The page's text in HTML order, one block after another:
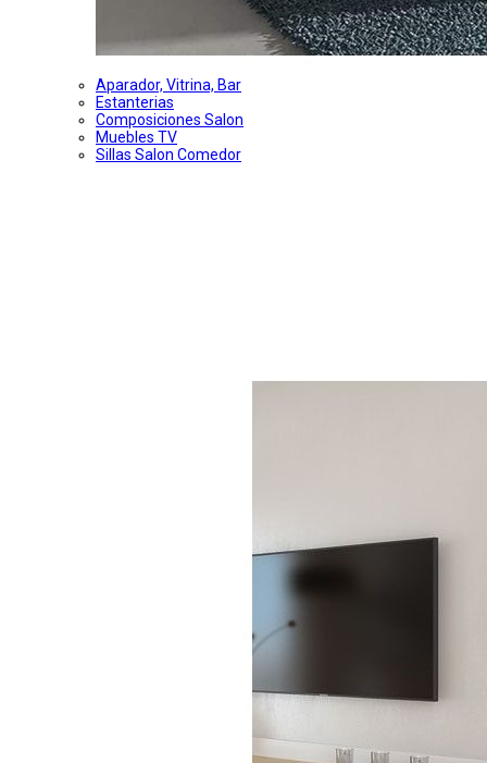
Aparador, Vitrina, Bar
Estanterias
Composiciones Salon
Muebles TV
Sillas Salon Comedor